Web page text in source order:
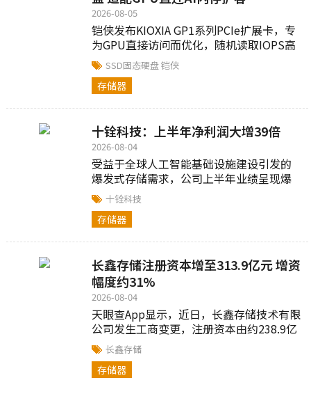
2026-08-05
铠侠发布KIOXIA GP1系列PCIe扩展卡，专
为GPU直接访问而优化，随机读取IOPS高
达1000万...
SSD固态硬盘铠侠
存储器
十铨科技：上半年净利润大增39倍
2026-08-04
受益于全球人工智能基础设施建设引发的
爆发式存储需求，公司上半年业绩呈现爆
发式增长，累计合并营收达166.33亿元新
台币...
十铨科技
存储器
长鑫存储注册资本增至313.9亿元 增资
幅度约31%
2026-08-04
天眼查App显示，近日，长鑫存储技术有限
公司发生工商变更，注册资本由约238.9亿
人民币增至约313.9亿人民币...
长鑫存储
存储器